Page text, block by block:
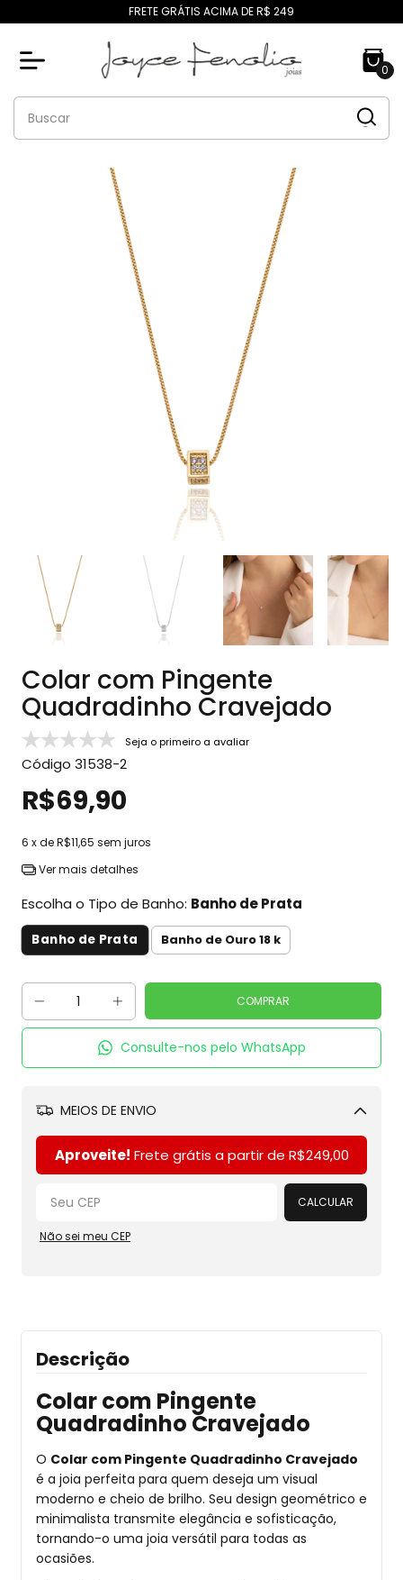
FRETE GRÁTIS ACIMA DE R$ 249
0
Colar com Pingente
Quadradinho Cravejado
Seja o primeiro a avaliar
Código 31538-2
R$69,90
6 x deR$11,65 sem juros
Ver mais detalhes
Escolha o Tipo de Banho: Banho de Prata
Banho de Prata Banho de Ouro 18 k
Consulte-nos pelo WhatsApp
MEIOS DE ENVIO
Aproveite! Frete grátis a partir de R$249,00
CALCULAR
Não sei meu CEP
Descrição
Colar com Pingente
Quadradinho Cravejado
O Colar com Pingente Quadradinho Cravejado
é a joia perfeita para quem deseja um visual
moderno e cheio de brilho. Seu design geométrico e
minimalista transmite elegância e sofisticação,
tornando-o uma joia versátil para todas as
ocasiões.